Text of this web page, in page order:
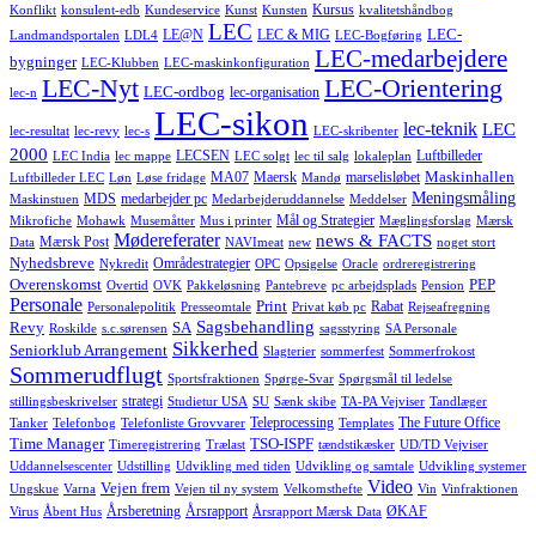
Konflikt konsulent-edb Kundeservice Kunst Kunsten Kursus kvalitetshåndbog
Landmandsportalen LDL4 LE@N LEC LEC & MIG LEC-Bogføring LEC-
bygninger LEC-Klubben LEC-maskinkonfiguration LEC-medarbejdere
lec-n LEC-Nyt LEC-ordbog lec-organisation LEC-Orientering
lec-resultat lec-revy lec-s LEC-sikon LEC-skribenter lec-teknik LEC
2000 LEC India lec mappe LECSEN LEC solgt lec til salg lokaleplan Luftbilleder
Luftbilleder LEC Løn Løse fridage MA07 Maersk Mandø marselisløbet Maskinhallen
Maskinstuen MDS medarbejder pc Medarbejderuddannelse Meddelser Meningsmåling
Mikrofiche Mohawk Musemåtter Mus i printer Mål og Strategier Mæglingsforslag Mærsk
Data Mærsk Post Mødereferater NAVImeat new news & FACTS noget stort
Nyhedsbreve Nykredit Områdestrategier OPC Opsigelse Oracle ordreregistrering
Overenskomst Overtid OVK Pakkeløsning Pantebreve pc arbejdsplads Pension PEP
Personale Personalepolitik Presseomtale Print Privat køb pc Rabat Rejseafregning
Revy Roskilde s.c.sørensen SA Sagsbehandling sagsstyring SA Personale
Seniorklub Arrangement Sikkerhed Slagterier sommerfest Sommerfrokost
Sommerudflugt Sportsfraktionen Spørge-Svar Spørgsmål til ledelse
stillingsbeskrivelser strategi Studietur USA SU Sænk skibe TA-PA Vejviser Tandlæger
Tanker Telefonbog Telefonliste Grovvarer Teleprocessing Templates The Future Office
Time Manager Timeregistrering Trælast TSO-ISPF tændstikæsker UD/TD Vejviser
Uddannelsescenter Udstilling Udvikling med tiden Udvikling og samtale Udvikling systemer
Ungskue Varna Vejen frem Vejen til ny system Velkomsthefte Video Vin Vinfraktionen
Virus Åbent Hus Årsberetning Årsrapport Årsrapport Mærsk Data ØKAF